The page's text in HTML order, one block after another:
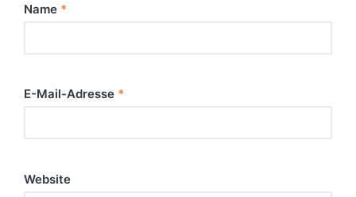
Name *
E-Mail-Adresse *
Website